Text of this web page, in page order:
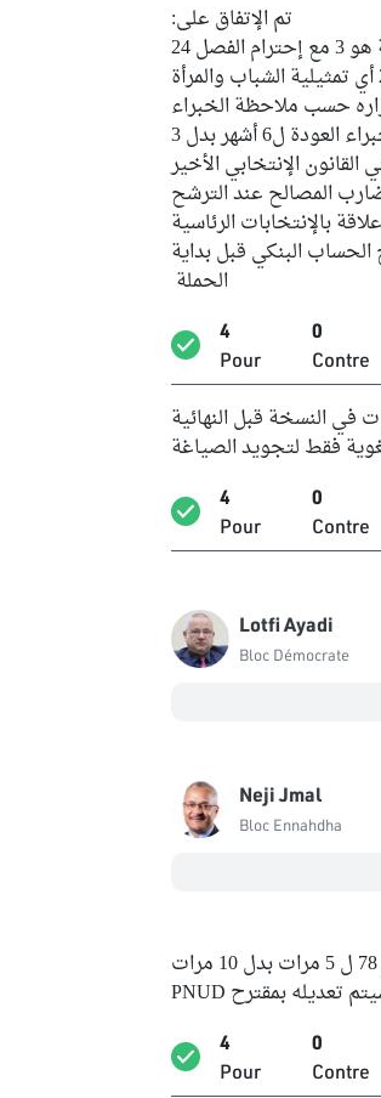
تم الإتفاق على:
تعديل الفصل 21 ليصبح العدد الأدنى في القائمة التكميلية هو 3 مع إحترام الفصل 24
الفصل 41: في علاقة بالمدة الزمنية لجمع التزكيات: إقترح الخبراء العودة ل6 أشهر بدل 3
الإنتخابي الأخير
المصالح عند الترشح
بالإنتخابات الرئاسية
1، إضافة أجل 15 يوما لفتح الحساب البنكي قبل بداية
الحملة
4
Pour
0
Contre
في النسخة قبل النهائية
فقط لتجويد الصياغة
4
Pour
0
Contre
Lotfi Ayadi
Bloc Démocrate
Neji Jmal
Bloc Ennahdha
4
Pour
0
Contre